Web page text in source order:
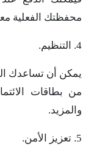
محفظتك الفعلية
4. التنظيم.
يمكن أن تساعدك
من بطاقات
والمزيد.
5. تعزيز الأمن.